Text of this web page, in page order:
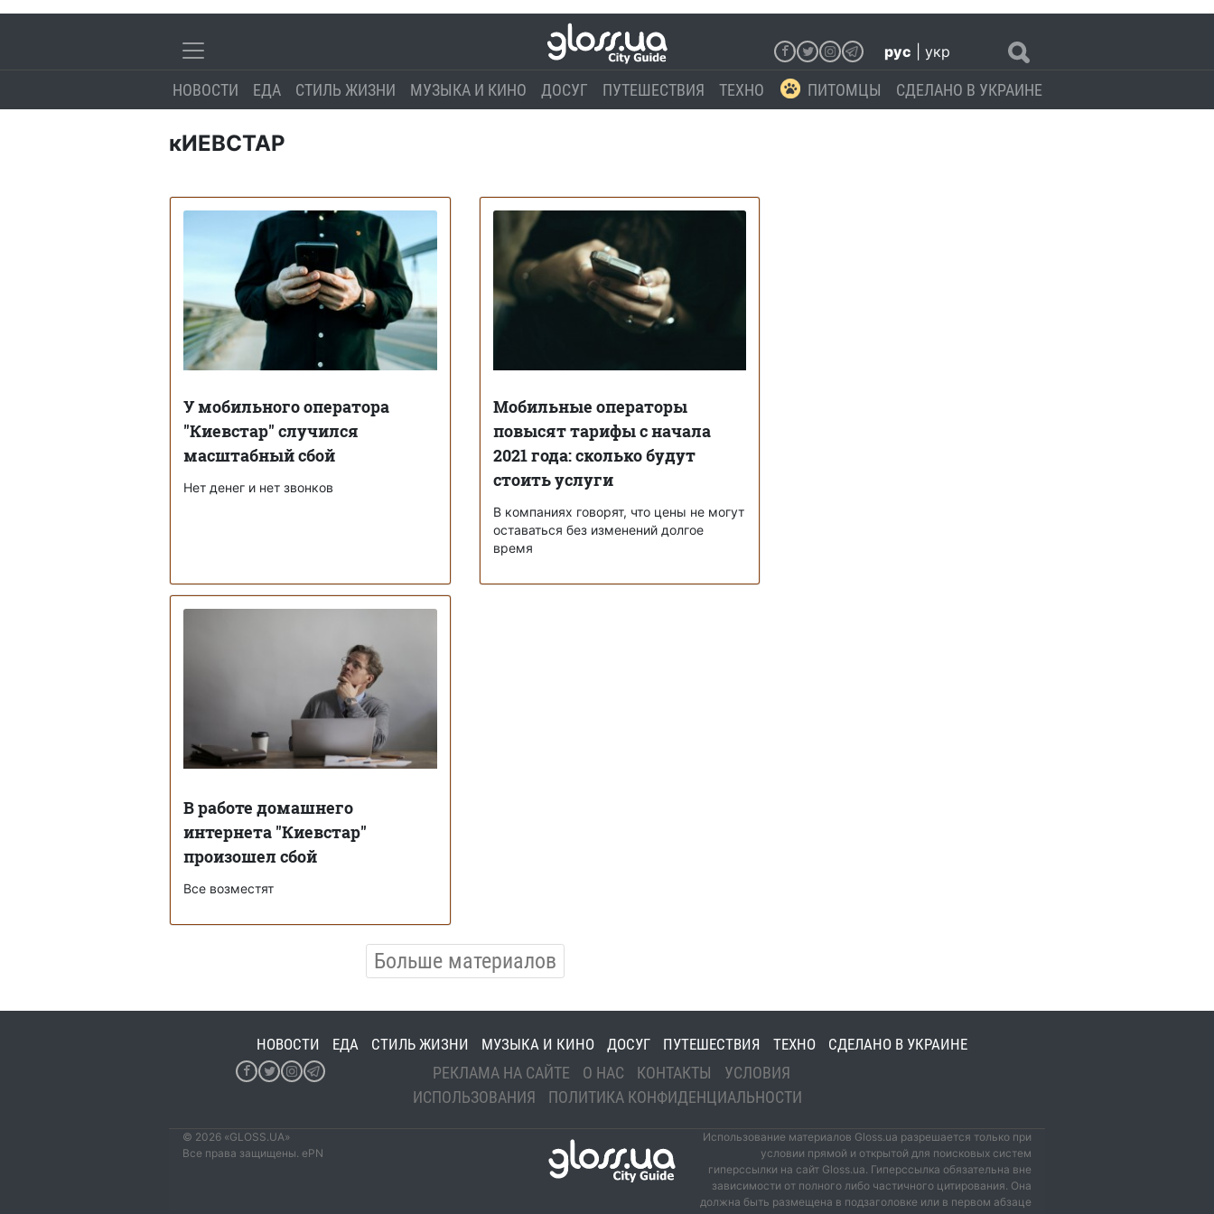
рус укр
НОВОСТИ ЕДА СТИЛЬ ЖИЗНИ МУЗЫКА И КИНО ДОСУГ ПУТЕШЕСТВИЯ ТЕХНО ПИТОМЦЫ СДЕЛАНО В УКРАИНЕ
кИЕВСТАР
У мобильного оператора
"Киевстар" случился
масштабный сбой
Нет денег и нет звонков
Мобильные операторы
повысят тарифы с начала
2021 года: сколько будут
стоить услуги
В компаниях говорят, что цены не могут
оставаться без изменений долгое
время
В работе домашнего
интернета "Киевстар"
произошел сбой
Все возместят
Больше материалов
НОВОСТИ ЕДА СТИЛЬ ЖИЗНИ МУЗЫКА И КИНО ДОСУГ ПУТЕШЕСТВИЯ ТЕХНО СДЕЛАНО В УКРАИНЕ
РЕКЛАМА НА САЙТЕ О НАС КОНТАКТЫ
УСЛОВИЯ
ИСПОЛЬЗОВАНИЯ
ПОЛИТИКА КОНФИДЕНЦИАЛЬНОСТИ
© 2026 «GLOSS.UA»
Все права защищены. ePN
Использование материалов Gloss.ua разрешается только при
условии прямой и открытой для поисковых систем
гиперссылки на сайт Gloss.ua. Гиперссылка обязательна вне
зависимости от полного либо частичного цитирования. Она
должна быть размещена в подзаголовке или в первом абзаце